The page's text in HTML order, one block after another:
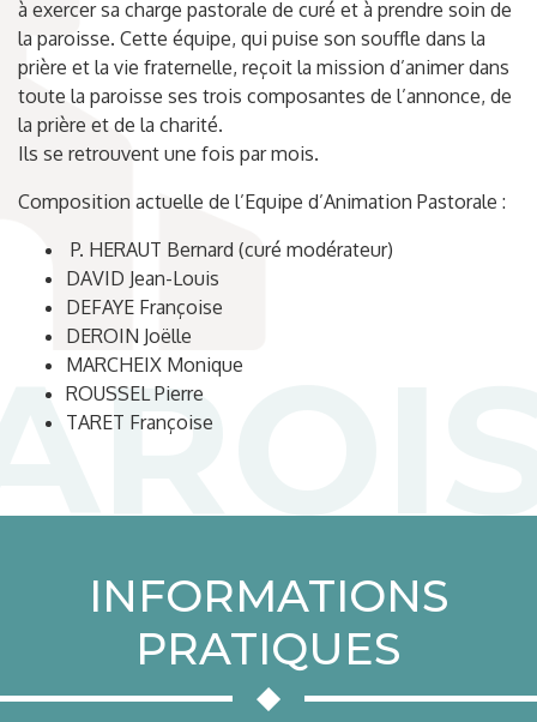
à exercer sa charge pastorale de curé et à prendre soin de
la paroisse. Cette équipe, qui puise son souffle dans la
prière et la vie fraternelle, reçoit la mission d’animer dans
toute la paroisse ses trois composantes de l’annonce, de
la prière et de la charité.
Ils se retrouvent une fois par mois.
Composition actuelle de l’Equipe d’Animation Pastorale :
P. HERAUT Bernard (curé modérateur)
DAVID Jean-Louis
DEFAYE Françoise
DEROIN Joëlle
MARCHEIX Monique
ROUSSEL Pierre
TARET Françoise
INFORMATIONS
PRATIQUES